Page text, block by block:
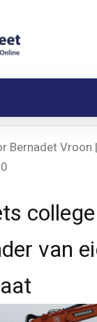
Bernadet Vroon
van